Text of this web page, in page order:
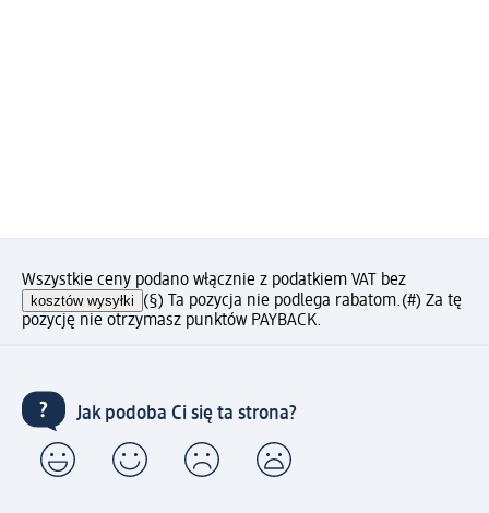
Wszystkie ceny podano włącznie z podatkiem VAT bez
kosztów wysyłki (§) Ta pozycja nie podlega rabatom.(#) Za tę
pozycję nie otrzymasz punktów PAYBACK.
Jak podoba Ci się ta strona?